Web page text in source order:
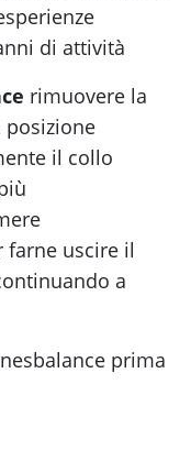
di attività
rimuovere la
posizione
il collo
farne uscire il
a
prima